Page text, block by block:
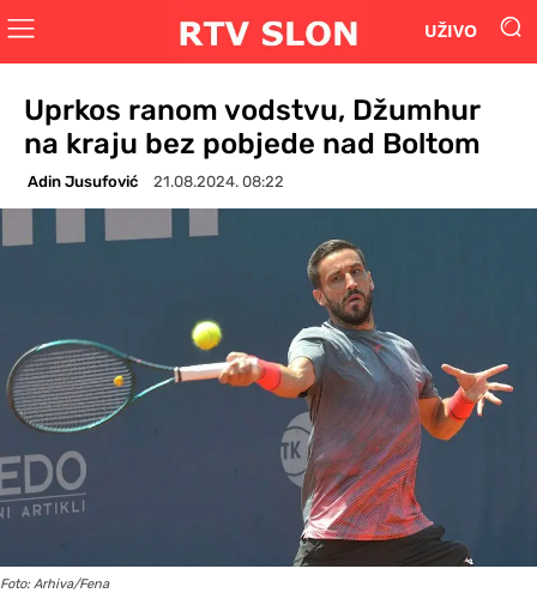
UŽIVO
Uprkos ranom vodstvu, Džumhur
na kraju bez pobjede nad Boltom
Adin Jusufović 21.08.2024. 08:22
Foto: Arhiva/Fena